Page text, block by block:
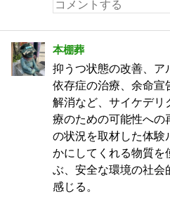
本棚葬
抑うつ状態の改善、ア
依存症の治療、余命宣
解消など、サイケデリ
療のための可能性への
の状況を取材した体験
かにしてくれる物質を
ぶ、安全な環境の社会
感じる。